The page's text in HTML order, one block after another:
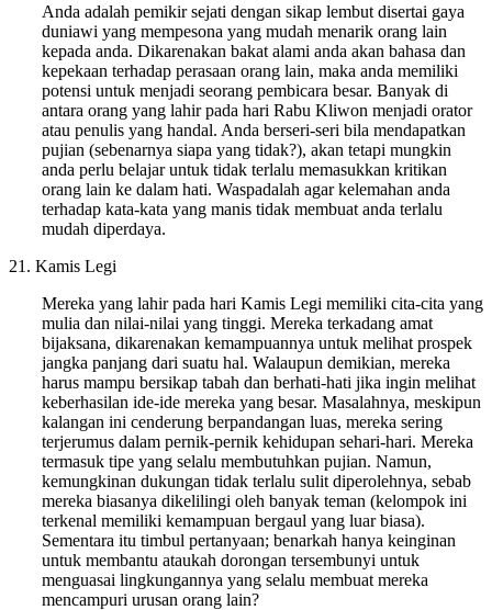
Anda adalah pemikir sejati dengan sikap lembut disertai gaya
duniawi yang mempesona yang mudah menarik orang lain
kepada anda. Dikarenakan bakat alami anda akan bahasa dan
kepekaan terhadap perasaan orang lain, maka anda memiliki
potensi untuk menjadi seorang pembicara besar. Banyak di
antara orang yang lahir pada hari Rabu Kliwon menjadi orator
atau penulis yang handal. Anda berseri-seri bila mendapatkan
pujian (sebenarnya siapa yang tidak?), akan tetapi mungkin
anda perlu belajar untuk tidak terlalu memasukkan kritikan
orang lain ke dalam hati. Waspadalah agar kelemahan anda
terhadap kata-kata yang manis tidak membuat anda terlalu
mudah diperdaya.
21. Kamis Legi
Mereka yang lahir pada hari Kamis Legi memiliki cita-cita yang
mulia dan nilai-nilai yang tinggi. Mereka terkadang amat
bijaksana, dikarenakan kemampuannya untuk melihat prospek
jangka panjang dari suatu hal. Walaupun demikian, mereka
harus mampu bersikap tabah dan berhati-hati jika ingin melihat
keberhasilan ide-ide mereka yang besar. Masalahnya, meskipun
kalangan ini cenderung berpandangan luas, mereka sering
terjerumus dalam pernik-pernik kehidupan sehari-hari. Mereka
termasuk tipe yang selalu membutuhkan pujian. Namun,
kemungkinan dukungan tidak terlalu sulit diperolehnya, sebab
mereka biasanya dikelilingi oleh banyak teman (kelompok ini
terkenal memiliki kemampuan bergaul yang luar biasa).
Sementara itu timbul pertanyaan; benarkah hanya keinginan
untuk membantu ataukah dorongan tersembunyi untuk
menguasai lingkungannya yang selalu membuat mereka
mencampuri urusan orang lain?